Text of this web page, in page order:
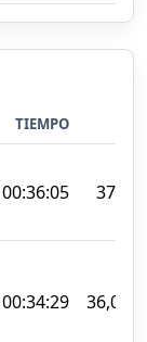
TIEMPO
00:36:05 37,7%
00:34:29 36,04%